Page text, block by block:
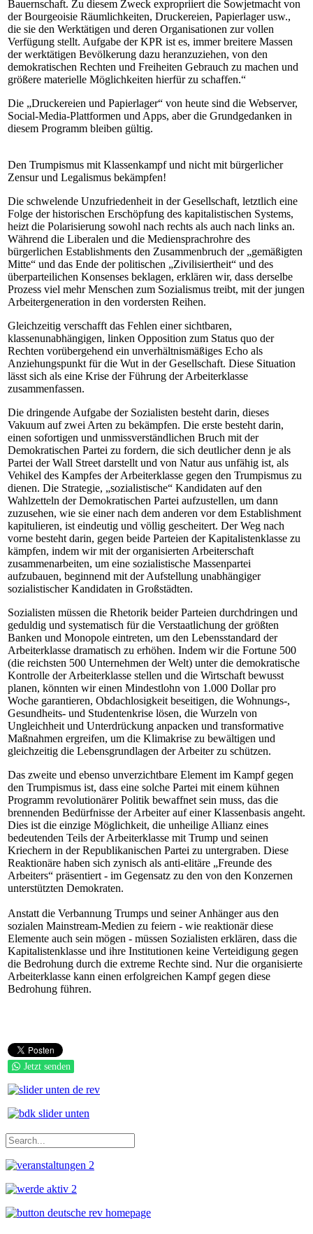
Bauernschaft. Zu diesem Zweck expropriiert die Sowjetmacht von
der Bourgeoisie Räumlichkeiten, Druckereien, Papierlager usw.,
die sie den Werktätigen und deren Organisationen zur vollen
Verfügung stellt. Aufgabe der KPR ist es, immer breitere Massen
der werktätigen Bevölkerung dazu heranzuziehen, von den
demokratischen Rechten und Freiheiten Gebrauch zu machen und
größere materielle Möglichkeiten hierfür zu schaffen.“
Die „Druckereien und Papierlager“ von heute sind die Webserver,
Social-Media-Plattformen und Apps, aber die Grundgedanken in
diesem Programm bleiben gültig.
Den Trumpismus mit Klassenkampf und nicht mit bürgerlicher
Zensur und Legalismus bekämpfen!
Die schwelende Unzufriedenheit in der Gesellschaft, letztlich eine
Folge der historischen Erschöpfung des kapitalistischen Systems,
heizt die Polarisierung sowohl nach rechts als auch nach links an.
Während die Liberalen und die Mediensprachrohre des
bürgerlichen Establishments den Zusammenbruch der „gemäßigten
Mitte“ und das Ende der politischen „Zivilisiertheit“ und des
überparteilichen Konsenses beklagen, erklären wir, dass derselbe
Prozess viel mehr Menschen zum Sozialismus treibt, mit der jungen
Arbeitergeneration in den vordersten Reihen.
Gleichzeitig verschafft das Fehlen einer sichtbaren,
klassenunabhängigen, linken Opposition zum Status quo der
Rechten vorübergehend ein unverhältnismäßiges Echo als
Anziehungspunkt für die Wut in der Gesellschaft. Diese Situation
lässt sich als eine Krise der Führung der Arbeiterklasse
zusammenfassen.
Die dringende Aufgabe der Sozialisten besteht darin, dieses
Vakuum auf zwei Arten zu bekämpfen. Die erste besteht darin,
einen sofortigen und unmissverständlichen Bruch mit der
Demokratischen Partei zu fordern, die sich deutlicher denn je als
Partei der Wall Street darstellt und von Natur aus unfähig ist, als
Vehikel des Kampfes der Arbeiterklasse gegen den Trumpismus zu
dienen. Die Strategie, „sozialistische“ Kandidaten auf den
Wahlzetteln der Demokratischen Partei aufzustellen, um dann
zuzusehen, wie sie einer nach dem anderen vor dem Establishment
kapitulieren, ist eindeutig und völlig gescheitert. Der Weg nach
vorne besteht darin, gegen beide Parteien der Kapitalistenklasse zu
kämpfen, indem wir mit der organisierten Arbeiterschaft
zusammenarbeiten, um eine sozialistische Massenpartei
aufzubauen, beginnend mit der Aufstellung unabhängiger
sozialistischer Kandidaten in Großstädten.
Sozialisten müssen die Rhetorik beider Parteien durchdringen und
geduldig und systematisch für die Verstaatlichung der größten
Banken und Monopole eintreten, um den Lebensstandard der
Arbeiterklasse dramatisch zu erhöhen. Indem wir die Fortune 500
(die reichsten 500 Unternehmen der Welt) unter die demokratische
Kontrolle der Arbeiterklasse stellen und die Wirtschaft bewusst
planen, könnten wir einen Mindestlohn von 1.000 Dollar pro
Woche garantieren, Obdachlosigkeit beseitigen, die Wohnungs-,
Gesundheits- und Studentenkrise lösen, die Wurzeln von
Ungleichheit und Unterdrückung anpacken und transformative
Maßnahmen ergreifen, um die Klimakrise zu bewältigen und
gleichzeitig die Lebensgrundlagen der Arbeiter zu schützen.
Das zweite und ebenso unverzichtbare Element im Kampf gegen
den Trumpismus ist, dass eine solche Partei mit einem kühnen
Programm revolutionärer Politik bewaffnet sein muss, das die
brennenden Bedürfnisse der Arbeiter auf einer Klassenbasis angeht.
Dies ist die einzige Möglichkeit, die unheilige Allianz eines
bedeutenden Teils der Arbeiterklasse mit Trump und seinen
Kriechern in der Republikanischen Partei zu untergraben. Diese
Reaktionäre haben sich zynisch als anti-elitäre „Freunde des
Arbeiters“ präsentiert - im Gegensatz zu den von den Konzernen
unterstützten Demokraten.
Anstatt die Verbannung Trumps und seiner Anhänger aus den
sozialen Mainstream-Medien zu feiern - wie reaktionär diese
Elemente auch sein mögen - müssen Sozialisten erklären, dass die
Kapitalistenklasse und ihre Institutionen keine Verteidigung gegen
die Bedrohung durch die extreme Rechte sind. Nur die organisierte
Arbeiterklasse kann einen erfolgreichen Kampf gegen diese
Bedrohung führen.
Jetzt senden